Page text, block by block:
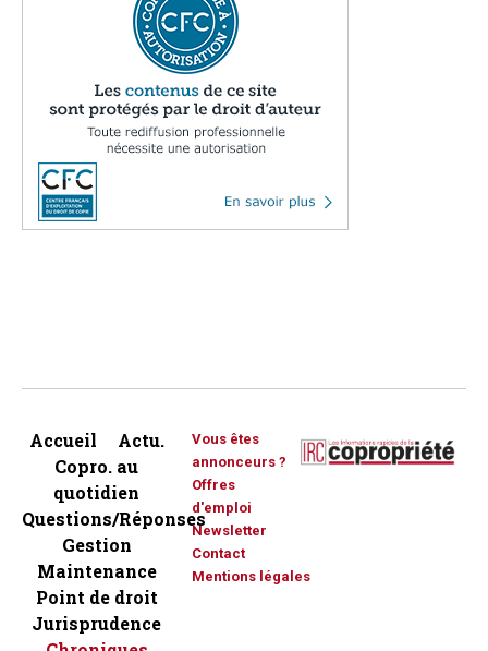
Accueil
Actu.
Copro. au
quotidien
Questions/Réponses
Gestion
Maintenance
Point de droit
Jurisprudence
Vous êtes
annonceurs ?
Offres
d'emploi
Newsletter
Contact
Mentions légales